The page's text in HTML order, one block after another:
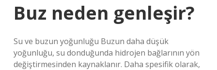
Buz neden genleşir?
Su ve buzun yoğunluğu Buzun daha düşük
yoğunluğu, su donduğunda hidrojen bağlarının yön
değiştirmesinden kaynaklanır. Daha spesifik olarak,